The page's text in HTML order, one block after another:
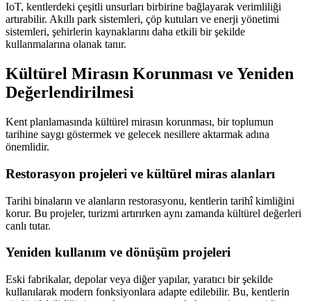
IoT, kentlerdeki çeşitli unsurları birbirine bağlayarak verimliliği
artırabilir. Akıllı park sistemleri, çöp kutuları ve enerji yönetimi
sistemleri, şehirlerin kaynaklarını daha etkili bir şekilde
kullanmalarına olanak tanır.
Kültürel Mirasın Korunması ve Yeniden
Değerlendirilmesi
Kent planlamasında kültürel mirasın korunması, bir toplumun
tarihine saygı göstermek ve gelecek nesillere aktarmak adına
önemlidir.
Restorasyon projeleri ve kültürel miras alanları
Tarihi binaların ve alanların restorasyonu, kentlerin tarihî kimliğini
korur. Bu projeler, turizmi artırırken aynı zamanda kültürel değerleri
canlı tutar.
Yeniden kullanım ve dönüşüm projeleri
Eski fabrikalar, depolar veya diğer yapılar, yaratıcı bir şekilde
kullanılarak modern fonksiyonlara adapte edilebilir. Bu, kentlerin